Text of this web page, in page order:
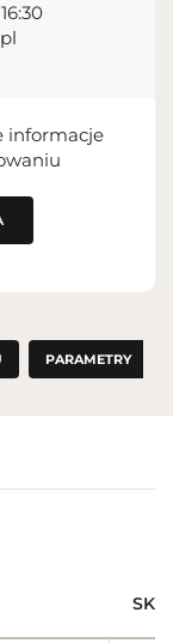
informacje
PARAMETRY
SKU